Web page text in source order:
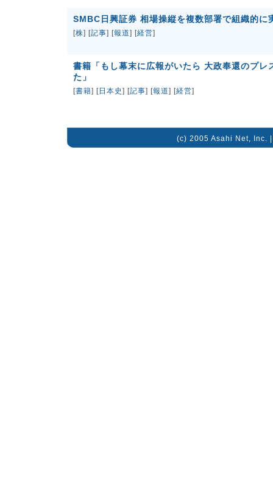
SMBC日興証券 相場操縦を複数部署で組織的に
[株] [記事] [報道] [経営]
書籍「もし幕末に広報がいたら 大政奉還のプレ
た」
[書籍] [日本史 ] [記事] [報道] [経営]
(c) 2005 Asahi Net, Inc.